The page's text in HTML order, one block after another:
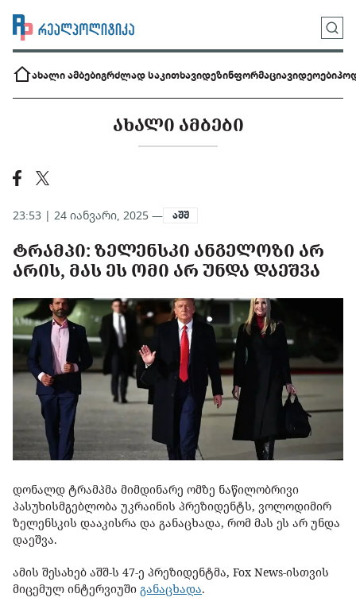
ახალი ამბებიგრძლად საკითხავიდეზინფორმაციავიდეოები
ᲐᲮᲐᲚᲘ ᲐᲛᲑᲔᲑᲘ
23:53 | 24 იანვარი, 2025 — აშშ
ᲢᲠᲐᲛᲞᲘ: ᲖᲔᲚᲔᲜᲡᲙᲘ ᲐᲜᲒᲔᲚᲝᲖᲘ ᲐᲠ
ᲐᲠᲘᲡ, ᲛᲐᲡ ᲔᲡ ᲝᲛᲘ ᲐᲠ ᲣᲜᲓᲐ ᲓᲐᲔᲨᲕᲐ
დონალდ ტრამპმა მიმდინარე ომზე ნაწილობრივი
პასუხისმგებლობა უკრაინის პრეზიდენტს, ვოლოდიმირ
ზელენსკის დააკისრა და განაცხადა, რომ მას ეს არ უნდა
დაეშვა.
ამის შესახებ აშშ-ს 47-ე პრეზიდენტმა, Fox News-ისთვის
მიცემულ ინტერვიუში განაცხადა.